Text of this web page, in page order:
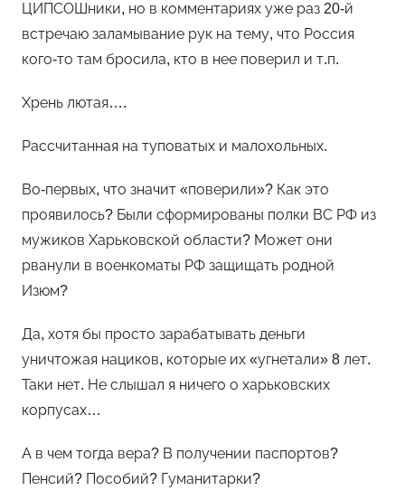
ЦИПСОШники, но в комментариях уже раз 20-й
встречаю заламывание рук на тему, что Россия
кого-то там бросила, кто в нее поверил и т.п.
Хрень лютая….
Рассчитанная на туповатых и малохольных.
Во-первых, что значит «поверили»? Как это
проявилось? Были сформированы полки ВС РФ из
мужиков Харьковской области? Может они
рванули в военкоматы РФ защищать родной
Изюм?
Да, хотя бы просто зарабатывать деньги
уничтожая нациков, которые их «угнетали» 8 лет.
Таки нет. Не слышал я ничего о харьковских
корпусах…
А в чем тогда вера? В получении паспортов?
Пенсий? Пособий? Гуманитарки?